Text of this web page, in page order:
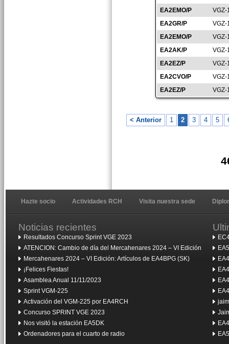
EA2EMO/P
VGZ-
EA2GR/P
VGZ-
EA2EMO/P
VGZ-
EA2AK/P
VGZ-
EA2EZ/P
VGZ-
EA2CVO/P
VGZ-
EA2EZ/P
VGZ-
< Anterior 1 2 3 4 5
Hazte socio Actividades RCH Visita nuestra sede
Noticias recientes
Resultados Concurso Sprint VGE 2023
ATENCION: Cambio de día del Mercahenares 2024 – VI Edición
Mercahenares 2024 – VI Edición: Artículos de EA4BPG (SK)
¡Felices Fiestas!
Asamblea Anual 11/11/2023
Sprint VGM-225
Activación del VGM-225 por EA4RCH
Concurso SPRINT VGE 2023
Nos visitó la estación EA5DK
Ordenadores para el cuarto de radio